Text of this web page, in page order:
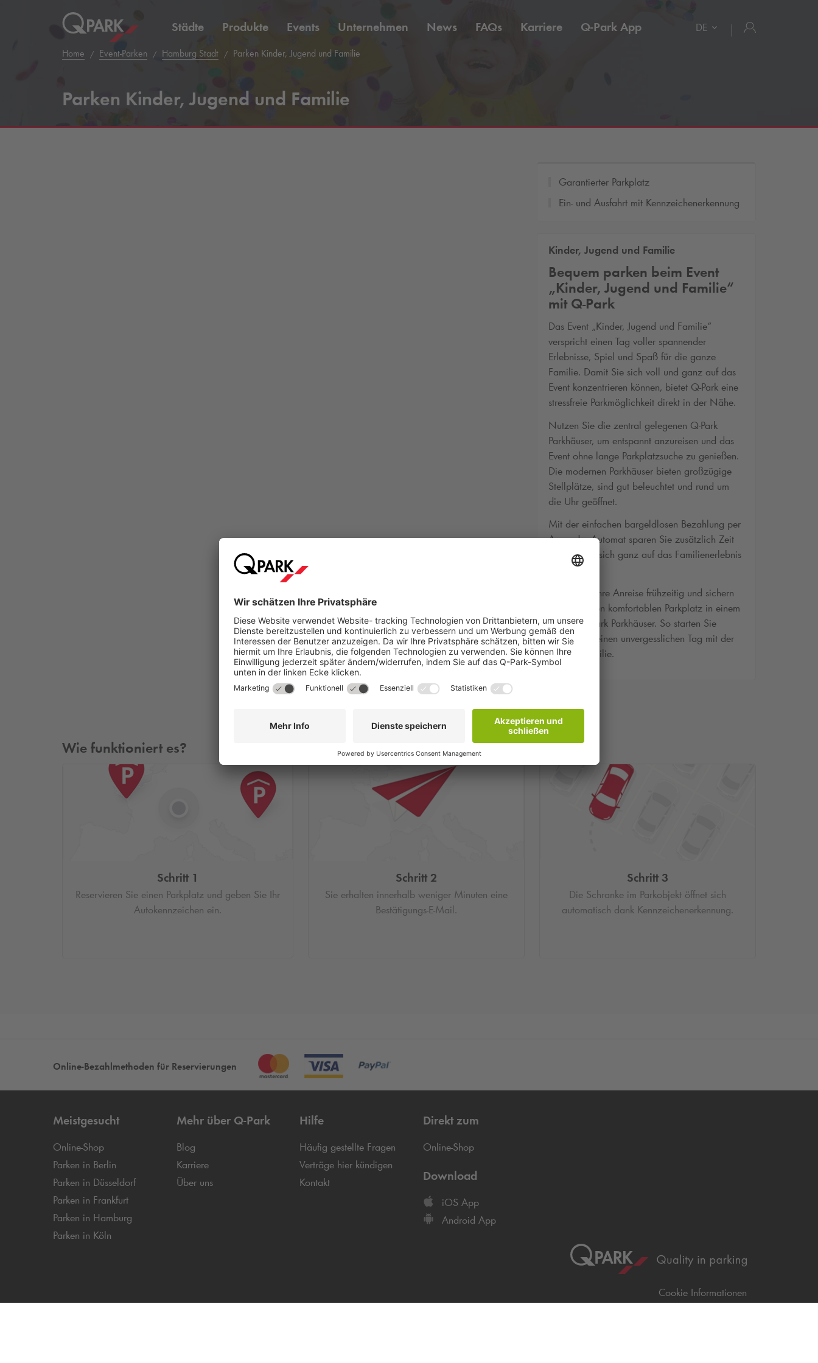
Städte Produkte Events Unternehmen News FAQs Karriere Q-Park App DE
Home Event-Parken Hamburg Stadt Parken Kinder, Jugend und Familie
Parken Kinder, Jugend und Familie
Garantierter Parkplatz
Ein- und Ausfahrt mit Kennzeichenerkennung
Kinder, Jugend und Familie
Bequem parken beim Event
„Kinder, Jugend und Familie“
mit Q-Park
Das Event „Kinder, Jugend und Familie“
verspricht einen Tag voller spannender
Erlebnisse, Spiel und Spaß für die ganze
Familie. Damit Sie sich voll und ganz auf das
Event konzentrieren können, bietet Q-Park eine
stressfreie Parkmöglichkeit direkt in der Nähe.
Nutzen Sie die zentral gelegenen Q-Park
Parkhäuser, um entspannt anzureisen und das
Event ohne lange Parkplatzsuche zu genießen.
Die modernen Parkhäuser bieten großzügige
Stellplätze, sind gut beleuchtet und rund um
die Uhr geöffnet.
Mit der einfachen bargeldlosen Bezahlung per
App oder Automat sparen Sie zusätzlich Zeit
und können sich ganz auf das Familienerlebnis
freuen.
Planen Sie Ihre Anreise frühzeitig und sichern
Sie sich einen komfortablen Parkplatz in einem
unsererQ-Park Parkhäuser. So starten Sie
stressfrei in einen unvergesslichen Tag mit der
ganzen Familie.
Wie funktioniert es?
Schritt 1
Reservieren Sie einen Parkplatz und geben Sie Ihr
Autokennzeichen ein.
Schritt 2
Sie erhalten innerhalb weniger Minuten eine
Bestätigungs-E-Mail.
Schritt 3
Die Schranke im Parkobjekt öffnet sich
automatisch dank Kennzeichenerkennung.
Online-Bezahlmethoden für Reservierungen
Meistgesucht
Online-Shop
Parken in Berlin
Parken in Düsseldorf
Parken in Frankfurt
Parken in Hamburg
Parken in Köln
Mehr über Q-Park
Blog
Karriere
Über uns
Hilfe
Häufig gestellte Fragen
Verträge hier kündigen
Kontakt
Direkt zum
Online-Shop
Download
iOS App
Android App
Cookie Informationen